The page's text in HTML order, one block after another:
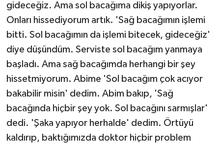
gideceğiz. Ama sol bacağıma dikiş yapıyorlar.
Onları hissediyorum artık. 'Sağ bacağımın işlemi
bitti. Sol bacağımın da işlemi bitecek, gideceğiz'
diye düşündüm. Serviste sol bacağım yanmaya
başladı. Ama sağ bacağımda herhangi bir şey
hissetmiyorum. Abime 'Sol bacağım çok acıyor
bakabilir misin' dedim. Abim bakıp, 'Sağ
bacağında hiçbir şey yok. Sol bacağını sarmışlar'
dedi. 'Şaka yapıyor herhalde' dedim. Örtüyü
kaldırıp, baktığımızda doktor hiçbir problem